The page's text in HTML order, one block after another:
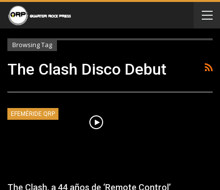
Browsing Tag
The Clash Disco Debut
EFEMÉRIDE QRP
The Clash, a 44 años de ‘Remote Control’